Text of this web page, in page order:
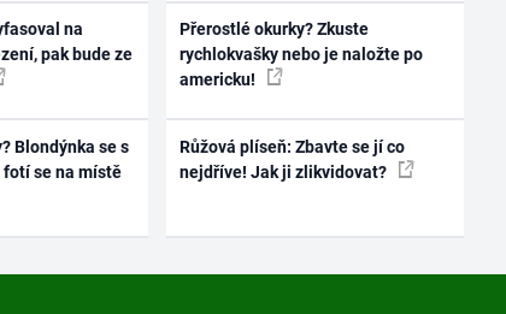
na
pak bude ze
Blondýnka se s
fotí se na místě
Přerostlé okurky? Zkuste
rychlokvašky nebo je naložte po
americku!
Růžová plíseň: Zbavte se jí co
nejdříve! Jak ji zlikvidovat?